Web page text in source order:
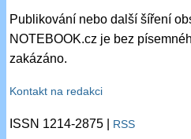
Publikování nebo další šíření
NOTEBOOK.cz je bez
zakázáno.
Kontakt na redakci
ISSN 1214-2875 | RSS